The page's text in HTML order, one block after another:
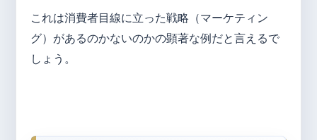
これは消費者目線に立った戦略（マーケティン
グ）があるのかないのかの顕著な例だと言えるで
しょう。